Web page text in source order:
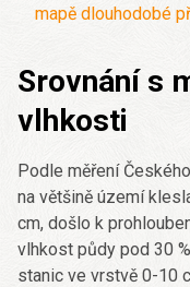
mapě dlouhodobé
Srovnání s
vlhkosti
Podle měření
na většině území
cm, došlo k
vlhkost půdy pod 30
stanic ve vrstvě 0-10